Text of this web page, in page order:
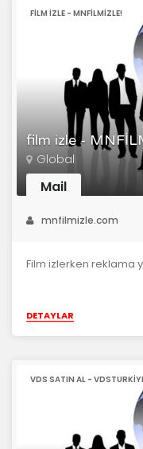
film izle -
FILM IZLE - MNFİLMİZLE!
Global
Mail
mnfilmizle.com
Film izlerken reklama
DETAYLAR
VDS SATIN AL -